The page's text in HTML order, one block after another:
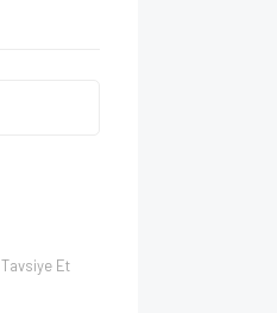
Tavsiye Et